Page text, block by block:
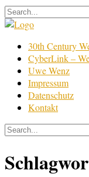
Skip
to
Film
Bearbeitung
30th Century
CyberLink –
Uwe Wenz
Impressum
Datenschutz
Kontakt